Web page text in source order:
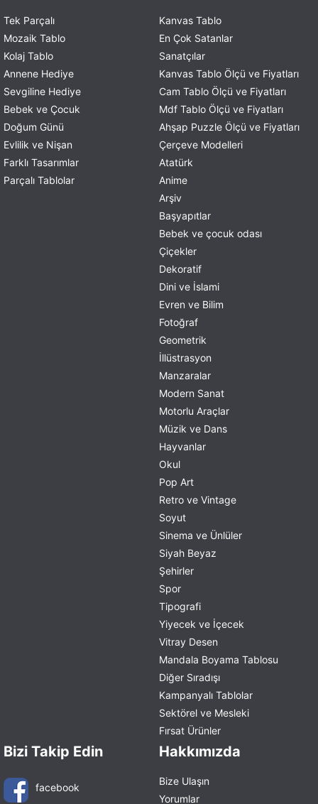
Tek Parçalı
Mozaik Tablo
Kolaj Tablo
Annene Hediye
Sevgiline Hediye
Bebek ve Çocuk
Doğum Günü
Evlilik ve Nişan
Farklı Tasarımlar
Parçalı Tablolar
Kanvas Tablo
En Çok Satanlar
Sanatçılar
Kanvas Tablo Ölçü ve Fiyatları
Cam Tablo Ölçü ve Fiyatları
Mdf Tablo Ölçü ve Fiyatları
Ahşap Puzzle Ölçü ve Fiyatları
Çerçeve Modelleri
Atatürk
Anime
Arşiv
Başyapıtlar
Bebek ve çocuk odası
Çiçekler
Dekoratif
Dini ve İslami
Evren ve Bilim
Fotoğraf
Geometrik
İllüstrasyon
Manzaralar
Modern Sanat
Motorlu Araçlar
Müzik ve Dans
Hayvanlar
Okul
Pop Art
Retro ve Vintage
Soyut
Sinema ve Ünlüler
Siyah Beyaz
Şehirler
Spor
Tipografi
Yiyecek ve İçecek
Vitray Desen
Mandala Boyama Tablosu
Diğer Sıradışı
Kampanyalı Tablolar
Sektörel ve Mesleki
Fırsat Ürünler
Bizi Takip Edin
facebook
Hakkımızda
Bize Ulaşın
Yorumlar